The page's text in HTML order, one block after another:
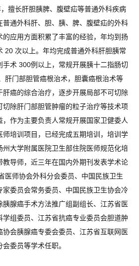
擅长肝胆胰脾、腹壁疝等普通外科疾病
普通外科肝、胆、胰、脾、腹壁疝的外科
应用方面积累了丰富的经验，年均到扬
20 次以上。年均完成普通外科肝胆胰常
手术 300例以上，常规开展胰十二指肠切
肝门部胆管癌根治术，胆囊癌根治术等
癌的综合治疗，逐步开展局部不可切除
切除肝门部胆管肿瘤的粒子治疗等技术项
，作为主要负责人常规开展国家卫健委人
师培训项目，已经完成五期培训，培训学
州大学附属医院卫生部住院医师规范化培
导师，近三年在国内外期刊发表学术论
医师协会外科分会委员、中国民族卫生
委员会常务委员、中国民族卫生协会冷
腺癌手术方法推广组副组长、江苏省医
学组委员、江苏省抗癌专业委员会胆道肿
会胰腺癌专委会委员、江苏省互联网医
委员等学术任职。